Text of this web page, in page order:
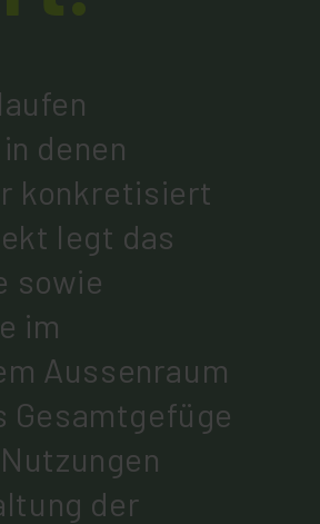
denen
konkretisiert
legt das
sowie
im
Aussenraum
Gesamtgefüge
der